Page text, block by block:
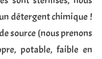
détergent chimique !
source (nous prenons
potable, faible en